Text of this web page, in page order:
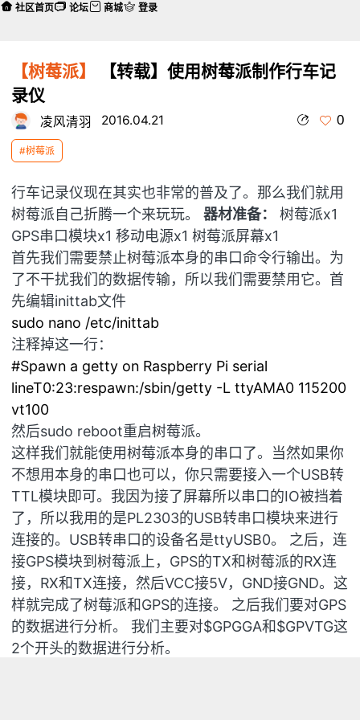
【树莓派】
【转载】使用树莓派制作行车记
录仪
凌风清羽 2016.04.21 0
#树莓派
行车记录仪现在其实也非常的普及了。那么我们就用
树莓派自己折腾一个来玩玩。器材准备：
树莓派x1
GPS串口模块x1 移动电源x1 树莓派屏幕x1
首先我们需要禁止树莓派本身的串口命令行输出。为
了不干扰我们的数据传输，所以我们需要禁用它。首
先编辑inittab文件
sudo nano /etc/inittab
注释掉这一行：
#Spawn a getty on Raspberry Pi serial
lineT0:23:respawn:/sbin/getty -L ttyAMA0 115200
vt100
然后sudo reboot重启树莓派。
这样我们就能使用树莓派本身的串口了。当然如果你
不想用本身的串口也可以，你只需要接入一个USB转
TTL模块即可。我因为接了屏幕所以串口的IO被挡着
了，所以我用的是PL2303的USB转串口模块来进行
连接的。USB转串口的设备名是ttyUSB0。 之后，连
接GPS模块到树莓派上，GPS的TX和树莓派的RX连
接，RX和TX连接，然后VCC接5V，GND接GND。这
样就完成了树莓派和GPS的连接。 之后我们要对GPS
的数据进行分析。 我们主要对$GPGGA和$GPVTG这
2个开头的数据进行分析。
社区首页 论坛 商城 登录